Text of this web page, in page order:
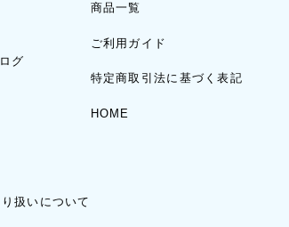
グ
扱いについて
商品一覧
ご利用ガイド
特定商取引法に基づく表記
HOME